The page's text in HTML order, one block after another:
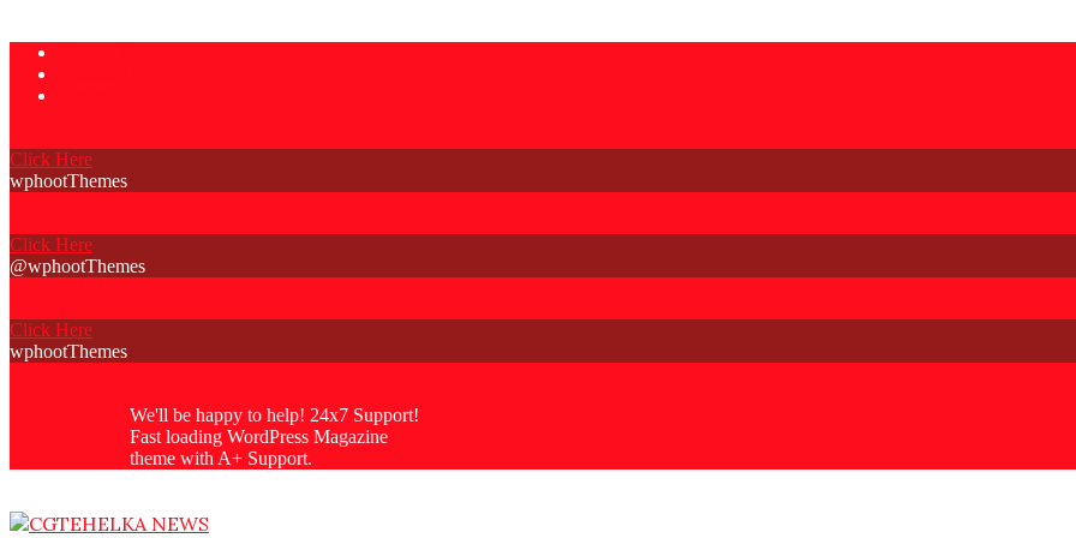
Skip
content
Click Here
wphootThemes
Click Here
@wphootThemes
Click Here
wphootThemes
We'll be happy to help! 24x7 Support!
Fast loading WordPress Magazine
theme with A+ Support.